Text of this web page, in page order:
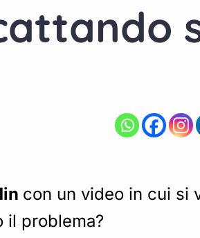
con un video in cui si
il problema?